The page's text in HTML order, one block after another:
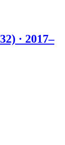
· 2017–